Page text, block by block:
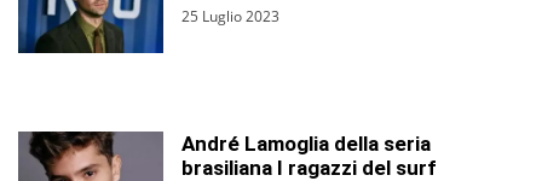
25 Luglio 2023
André Lamoglia della seria
brasiliana I ragazzi del surf